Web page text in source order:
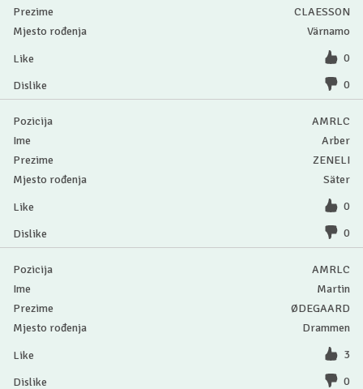
CLAESSON
Värnamo
0
0
AMRLC
Arber
ZENELI
Säter
0
0
AMRLC
Martin
ØDEGAARD
Drammen
3
0